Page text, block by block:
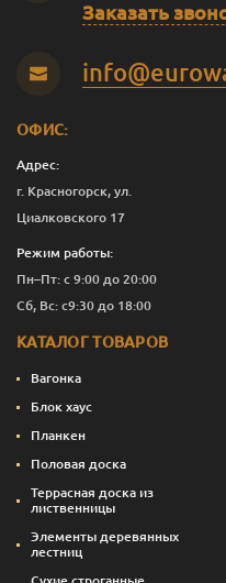
Заказать
ОФИС:
Адрес:
г. Красногорск, ул.
Циалковского 17
Режим работы:
Пн–Пт: с 9:00 до 20:00
Сб, Вс: с9:30 до 18:00
КАТАЛОГ ТОВАРОВ
Вагонка
Блок хаус
Планкен
Половая доска
Террасная доска из
лиственницы
Элементы деревянных
лестниц